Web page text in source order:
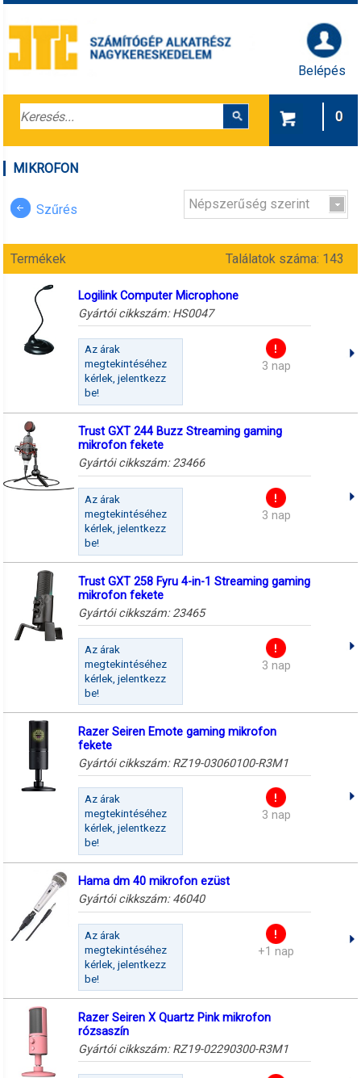
Belépés
0
MIKROFON
Szűrés Népszerűség szerint
Termékek Találatok száma: 143
Logilink Computer Microphone
Gyártói cikkszám: HS0047
Az árak
megtekintéséhez
kérlek, jelentkezz
be!
3 nap
Trust GXT 244 Buzz Streaming gaming
mikrofon fekete
Gyártói cikkszám: 23466
Az árak
megtekintéséhez
kérlek, jelentkezz
be!
3 nap
Trust GXT 258 Fyru 4-in-1 Streaming gaming
mikrofon fekete
Gyártói cikkszám: 23465
Az árak
megtekintéséhez
kérlek, jelentkezz
be!
3 nap
Razer Seiren Emote gaming mikrofon
fekete
Gyártói cikkszám: RZ19-03060100-R3M1
Az árak
megtekintéséhez
kérlek, jelentkezz
be!
3 nap
Hama dm 40 mikrofon ezüst
Gyártói cikkszám: 46040
Az árak
megtekintéséhez
kérlek, jelentkezz
be!
+1 nap
Razer Seiren X Quartz Pink mikrofon
rózsaszín
Gyártói cikkszám: RZ19-02290300-R3M1